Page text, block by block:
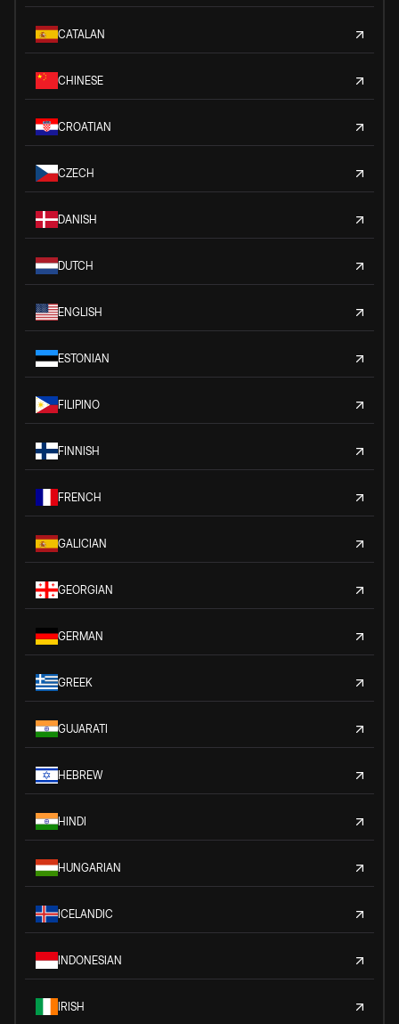
CATALAN
CHINESE
CROATIAN
CZECH
DANISH
DUTCH
ENGLISH
ESTONIAN
FILIPINO
FINNISH
FRENCH
GALICIAN
GEORGIAN
GERMAN
GREEK
GUJARATI
HEBREW
HINDI
HUNGARIAN
ICELANDIC
INDONESIAN
IRISH